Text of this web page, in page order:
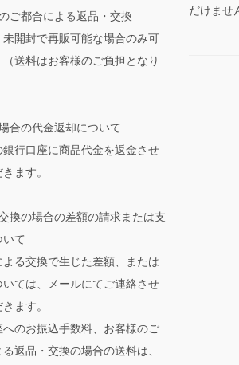
ご都合による返品・交換
未開封で再販可能な場合のみ可
送料はお客様のご負担となり
合の代金返却について
銀行口座に商品代金を返金させ
ます。
換の場合の差額の請求または支
て
よる交換で生じた差額、または
いては、メールにてご連絡させ
ます。
へのお振込手数料、お客様のご
返品・交換の場合の送料は、
だけませ